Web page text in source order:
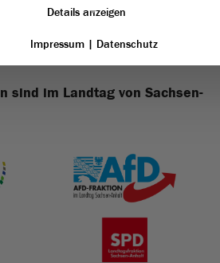
sind im Landtag von Sachsen-
Details anzeigen
Impressum | Datenschutz